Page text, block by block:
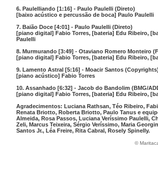
6. Paulelliando [1:16] - Paulo Paulelli (Direto)
[baixo acústico e percussão de boca] Paulo Paulelli
7. Baião Doce [4:01] - Paulo Paulelli (Direto)
[piano digital] Fabio Torres, [bateria] Edu Ribeiro,
Paulelli
8. Murmurando [3:49] - Otaviano Romero Monteiro
[piano digital] Fabio Torres, [bateria] Edu Ribeiro,
9. Lamento Astral [5:16] - Moacir Santos
[piano acústico] Fabio Torres
10. Assanhado [6:32] - Jacob do Bandolim (BMG/
[piano digital] Fabio Torres, [bateria] Edu Ribeiro,
Agradecimentos: Luciana Rathsan, Téo Ribeiro,
Renata Briotto, Roberta Briotto, Paulo Tanus e
Almeida, Rosa Passos, Luciana Veríssimo Paulelli,
Zeli, Marcus Teixeira, Sérgio Veríssimo, Maria
Santos Jr., Léa Freire, Rita Cabral, Rosely Spinelly.
©